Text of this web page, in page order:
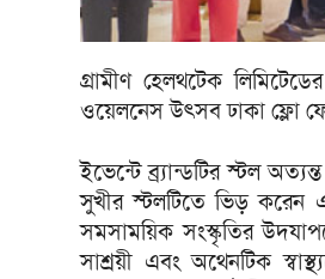
গ্রামীণ হেলথটেক
ওয়েলনেস উৎসব ঢাকা ফ্লো
ইভেন্টে ব্র্যান্ডটির স্টল
সুখীর স্টলটিতে ভিড় করেন
সমসাময়িক সংস্কৃতির
সাশ্রয়ী এবং অথেনটিক